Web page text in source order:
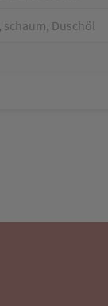
schaum, Duschöl